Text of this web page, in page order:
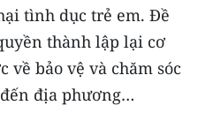
tình dục trẻ em. Đề
thành lập lại cơ
bảo vệ và chăm sóc
địa phương…